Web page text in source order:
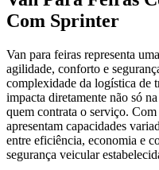
Com Sprinter
Van para feiras representa
agilidade, conforto e
complexidade da logística de
impacta diretamente não só
quem contrata o serviço.
apresentam capacidades
entre eficiência, economia e
segurança veicular